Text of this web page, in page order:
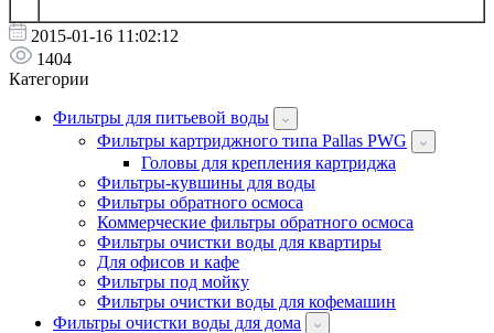
2015-01-16 11:02:12
1404
Категории
Фильтры для питьевой воды
Фильтры картриджного типа Pallas PWG
Головы для крепления картриджа
Фильтры-кувшины для воды
Фильтры обратного осмоса
Коммерческие фильтры обратного осмоса
Фильтры очистки воды для квартиры
Для офисов и кафе
Фильтры под мойку
Фильтры очистки воды для кофемашин
Фильтры очистки воды для дома